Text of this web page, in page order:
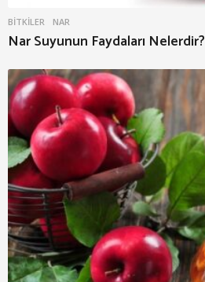
BITKILER NAR
Nar Suyunun Faydaları Nelerdir?